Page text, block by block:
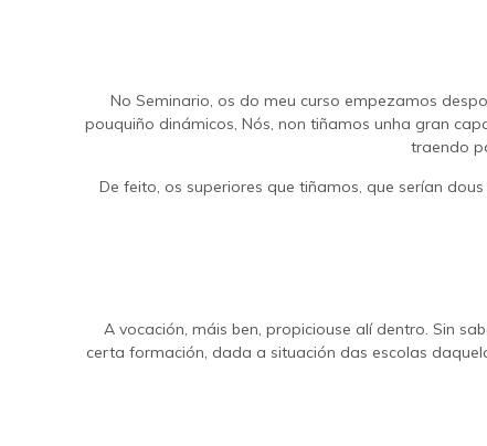
No Seminario, os do meu curso empezamos
pouquiño dinámicos, Nós, non tiñamos unha gran
traendo
De feito, os superiores que tiñamos, que serían
A vocación, máis ben, propiciouse alí dentro. Sin
certa formación, dada a situación das escolas